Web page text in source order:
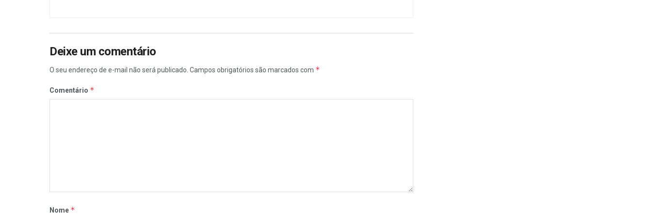
Deixe um comentário
O seu endereço de e-mail não será publicado. Campos obrigatórios são marcados com *
Comentário *
Nome *